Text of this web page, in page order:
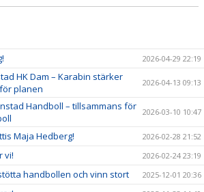
2026-04-29 22:19
HK Dam – Karabin stärker
planen
2026-04-13 09:13
Handboll – tillsammans för 2026-03-10 10:47
Maja Hedberg! 2026-02-28 21:52
vi! 2026-02-24 23:19
handbollen och vinn stort 2025-12-01 20:36